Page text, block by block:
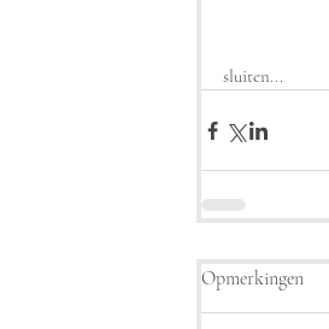
sluiten...
Opmerkingen